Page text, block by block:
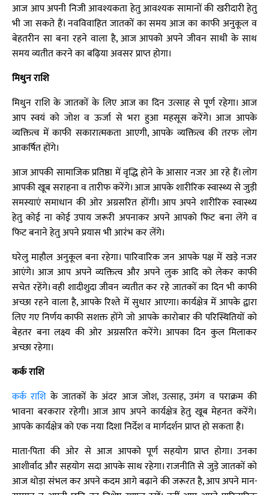
आज आप अपनी निजी आवश्यकता हेतु आवश्यक सामानों की खरीदारी हेतु
भी जा सकते हैं। नवविवाहित जातकों का समय आज का काफी अनुकूल व
बेहतरीन सा बना रहने वाला है, आज आपको अपने जीवन साथी के साथ
समय व्यतीत करने का बढ़िया अवसर प्राप्त होगा।
मिथुन राशि
मिथुन राशि के जातकों के लिए आज का दिन उत्साह से पूर्ण रहेगा। आज
आप स्वयं को जोश व ऊर्जा से भरा हुआ महसूस करेंगे। आज आपके
व्यक्तित्व में काफी सकारात्मकता आएगी, आपके व्यक्तित्व की तरफ लोग
आकर्षित होंगे।
आज आपकी सामाजिक प्रतिष्ठा में वृद्धि होने के आसार नजर आ रहे हैं। लोग
आपकी खूब सराहना व तारीफ करेंगे। आज आपके शारीरिक स्वास्थ्य से जुड़ी
समस्याएं समाधान की ओर अग्रसरित होंगी। आप अपने शारीरिक स्वास्थ्य
हेतु कोई ना कोई उपाय जरूरी अपनाकर अपने आपको फिट बना लेंगे व
फिट बनाने हेतु अपने प्रयास भी आरंभ कर लेंगे।
घरेलु माहौल अनुकूल बना रहेगा। पारिवारिक जन आपके पक्ष में खड़े नजर
आएंगे। आज आप अपने व्यक्तित्व और अपने लुक आदि को लेकर काफी
सचेत रहेंगे। वही शादीशुदा जीवन व्यतीत कर रहे जातकों का दिन भी काफी
अच्छा रहने वाला है, आपके रिश्ते में सुधार आएगा। कार्यक्षेत्र में आपके द्वारा
लिए गए निर्णय काफी सशक्त होंगे जो आपके कारोबार की परिस्थितियों को
बेहतर बना लक्ष्य की ओर अग्रसरित करेंगे। आपका दिन कुल मिलाकर
अच्छा रहेगा।
कर्क राशि
कर्क राशिके जातकों के अंदर आज जोश, उत्साह, उमंग व पराक्रम की
भावना बरकरार रहेगी। आज आप अपने कार्यक्षेत्र हेतु खूब मेहनत करेंगे।
आपके कार्यक्षेत्र को एक नया दिशा निर्देश व मार्गदर्शन प्राप्त हो सकता है।
माता-पिता की ओर से आज आपको पूर्ण सहयोग प्राप्त होगा। उनका
आशीर्वाद और सहयोग सदा आपके साथ रहेगा। राजनीति से जुड़े जातकों को
आज थोड़ा संभल कर अपने कदम आगे बढ़ाने की जरूरत है, आप अपने मान-